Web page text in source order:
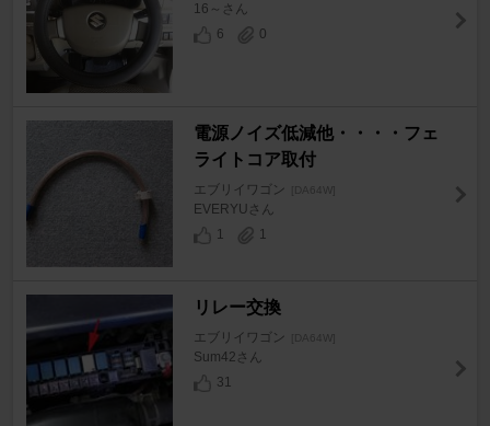
16～さん
6
0
電源ノイズ低減他・・・・フェ
ライトコア取付
エブリイワゴン [DA64W]
EVERYUさん
1
1
リレー交換
エブリイワゴン [DA64W]
Sum42さん
31